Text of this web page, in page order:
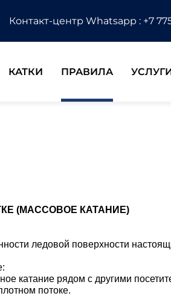
Контакт-центр Whatsapp : +7
КАТКИ ПРАВИЛА
(МАССОВОЕ КАТАНИЕ)
ледовой поверхности
катание рядом с другими
потоке.